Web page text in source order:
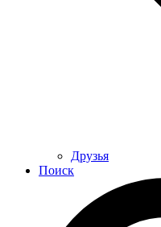
Друзья
Поиск